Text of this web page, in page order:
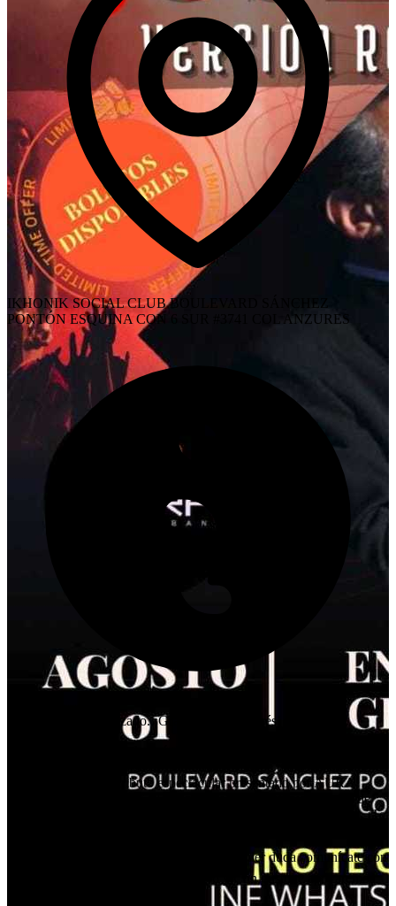
IKHONIK SOCIAL CLUB BOULEVARD SÁNCHEZ
PONTÓN ESQUINA CON 6 SUR #3741 COL ANZURES
Este evento ha finalizado. ¡Gracias por tu interés!
Ven y revive los inolvidables éxitos del príncipe de la canción,
JOSÉ JOSÉ, en un tributo espectacular presentado por AURA
ROCKER BAND. 🌟🎤 No te pierdas esta oportunidad única de
celebrar la música que ha tocado los corazones de generaciones. ¡Te
boleto 🎫 entran 2 personas 🎟️🎟️ ✨ Cualquier duda comunícate con
nosotros al WhatsApp 22 23 05 98 46 y Con gusto te apoyaremos